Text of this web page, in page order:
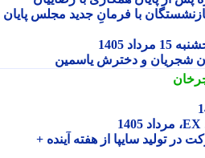
با فرمانِ جدید مجلس پایان
و دخترش یاسمین
سایپا از هفته آینده +